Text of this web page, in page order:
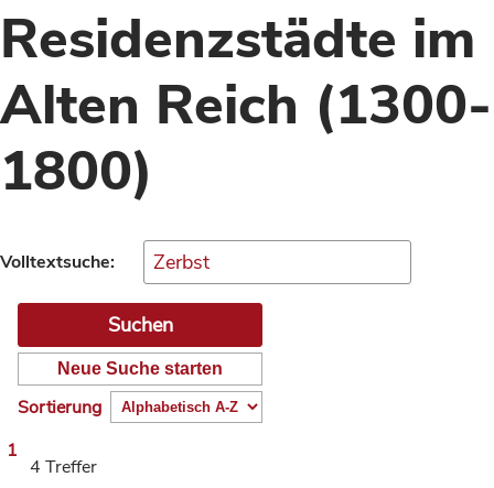
Residenzstädte im
Alten Reich (1300-
1800)
Volltextsuche:
Neue Suche starten
Sortierung
1
4 Treffer